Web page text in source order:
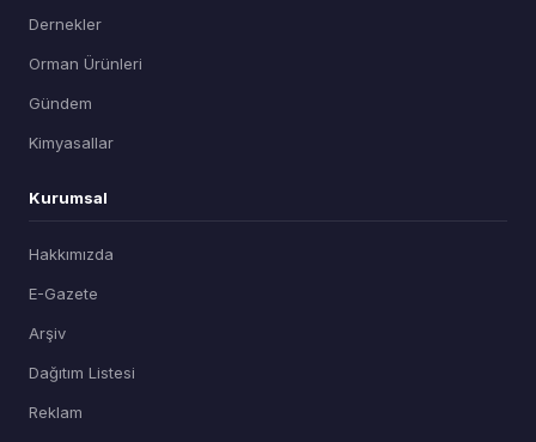
Dernekler
Orman Ürünleri
Gündem
Kimyasallar
Kurumsal
Hakkımızda
E-Gazete
Arşiv
Dağıtım Listesi
Reklam